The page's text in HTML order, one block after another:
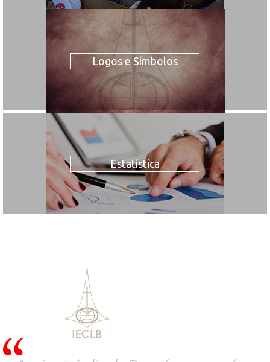
Logos e Símbolos
Estatística